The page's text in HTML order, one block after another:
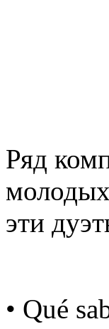
Ряд
эти
• Qué